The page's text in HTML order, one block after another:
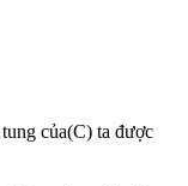
của(C) ta được